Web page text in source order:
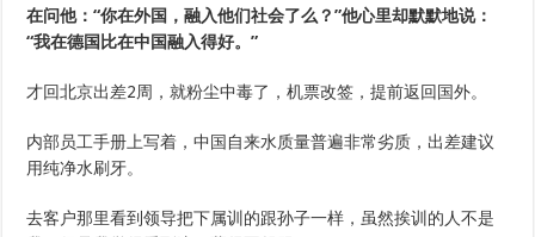
在问他：“你在外国，融入他们社会了么？”他心里却默默地说：
“我在德国比在中国融入得好。”
才回北京出差2周，就粉尘中毒了，机票改签，提前返回国外。
内部员工手册上写着，中国自来水质量普遍非常劣质，出差建议
用纯净水刷牙。
去客户那里看到领导把下属训的跟孙子一样，虽然挨训的人不是